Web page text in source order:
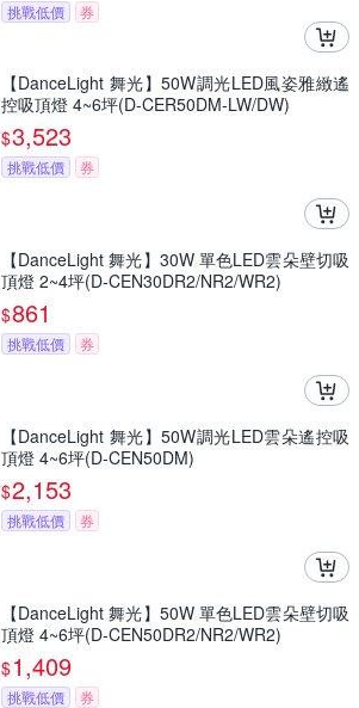
挑戰低價
券
【DanceLight 舞光】50W調光LED風姿雅緻遙
控吸頂燈 4~6坪(D-CER50DM-LW/DW)
$3,523
挑戰低價 券
【DanceLight 舞光】30W 單色LED雲朵壁切吸
頂燈 2~4坪(D-CEN30DR2/NR2/WR2)
$861
挑戰低價 券
【DanceLight 舞光】50W調光LED雲朵遙控吸
頂燈 4~6坪(D-CEN50DM)
$2,153
挑戰低價 券
【DanceLight 舞光】50W 單色LED雲朵壁切吸
頂燈 4~6坪(D-CEN50DR2/NR2/WR2)
$1,409
挑戰低價 券